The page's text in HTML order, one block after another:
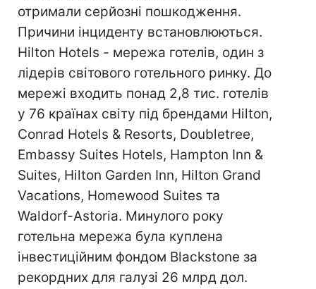
отримали серйозні пошкодження.
Причини інциденту встановлюються.
Hilton Hotels - мережа готелів, один з
лідерів світового готельного ринку. До
мережі входить понад 2,8 тис. готелів
у 76 країнах світу під брендами Hilton,
Conrad Hotels & Resorts, Doubletree,
Embassy Suites Hotels, Hampton Inn &
Suites, Hilton Garden Inn, Hilton Grand
Vacations, Homewood Suites та
Waldorf-Astoria. Минулого року
готельна мережа була куплена
інвестиційним фондом Blackstone за
рекордних для галузі 26 млрд дол.